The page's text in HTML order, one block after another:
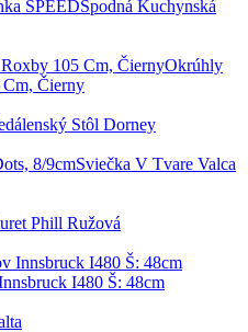
Spodná Kuchynská
Okrúhly
Cm, Čierny
Stôl Dorney
Sviečka V Tvare Valca
Phill Ružová
I480 Š: 48cm